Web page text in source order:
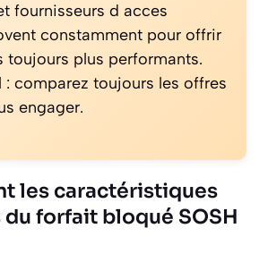
fournisseurs d acces
constamment pour offrir
toujours plus performants.
: comparez toujours les offres
engager.
les caractéristiques
forfait bloqué SOSH